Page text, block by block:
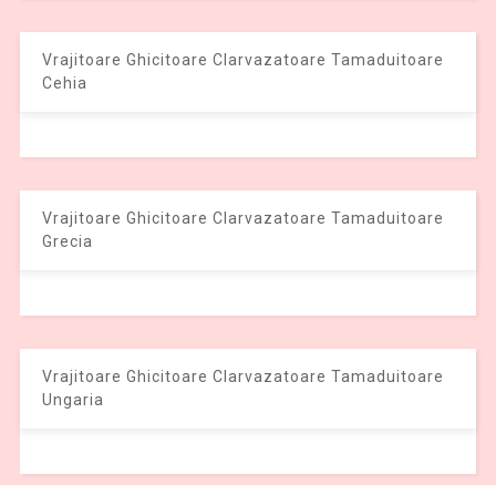
Vrajitoare Ghicitoare Clarvazatoare Tamaduitoare
Cehia
Vrajitoare Ghicitoare Clarvazatoare Tamaduitoare
Grecia
Vrajitoare Ghicitoare Clarvazatoare Tamaduitoare
Ungaria